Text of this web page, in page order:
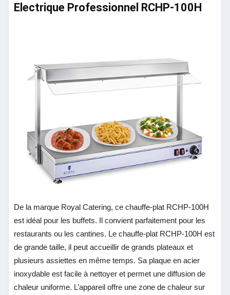
Electrique Professionnel RCHP-100H
De la marque Royal Catering, ce chauffe-plat RCHP-100H
est idéal pour les buffets. Il convient parfaitement pour les
restaurants ou les cantines. Le chauffe-plat RCHP-100H est
de grande taille, il peut accueillir de grands plateaux et
plusieurs assiettes en même temps. Sa plaque en acier
inoxydable est facile à nettoyer et permet une diffusion de
chaleur uniforme. L’appareil offre une zone de chaleur sur